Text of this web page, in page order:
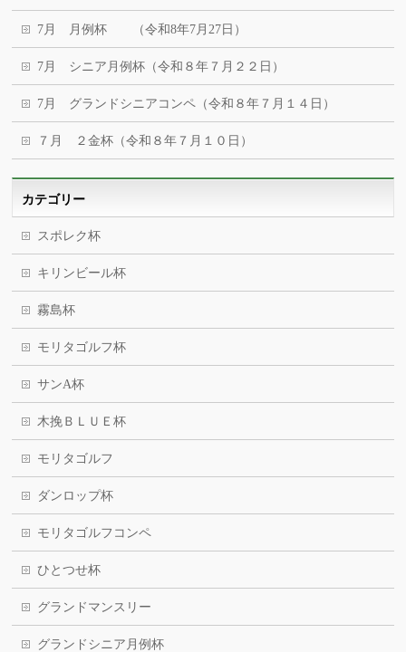
7月 月例杯 （令和8年7月27日）
7月 シニア月例杯（令和８年７月２２日）
7月 グランドシニアコンペ（令和８年７月１４日）
７月 ２金杯（令和８年７月１０日）
カテゴリー
スポレク杯
キリンビール杯
霧島杯
モリタゴルフ杯
サンA杯
木挽ＢＬＵＥ杯
モリタゴルフ
ダンロップ杯
モリタゴルフコンペ
ひとつせ杯
グランドマンスリー
グランドシニア月例杯